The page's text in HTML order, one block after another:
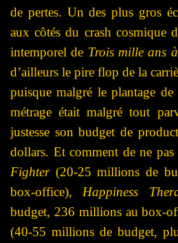
de pertes. Un des plus gros
aux côtés du crash cosmique
intemporel de Trois mille ans
d’ailleurs le pire flop de la
puisque malgré le plantage de
métrage était malgré tout
justesse son budget de
dollars. Et comment de ne
Fighter(20-25 millions de
box-office), Happiness
budget, 236 millions au box-
(40-55 millions de budget,